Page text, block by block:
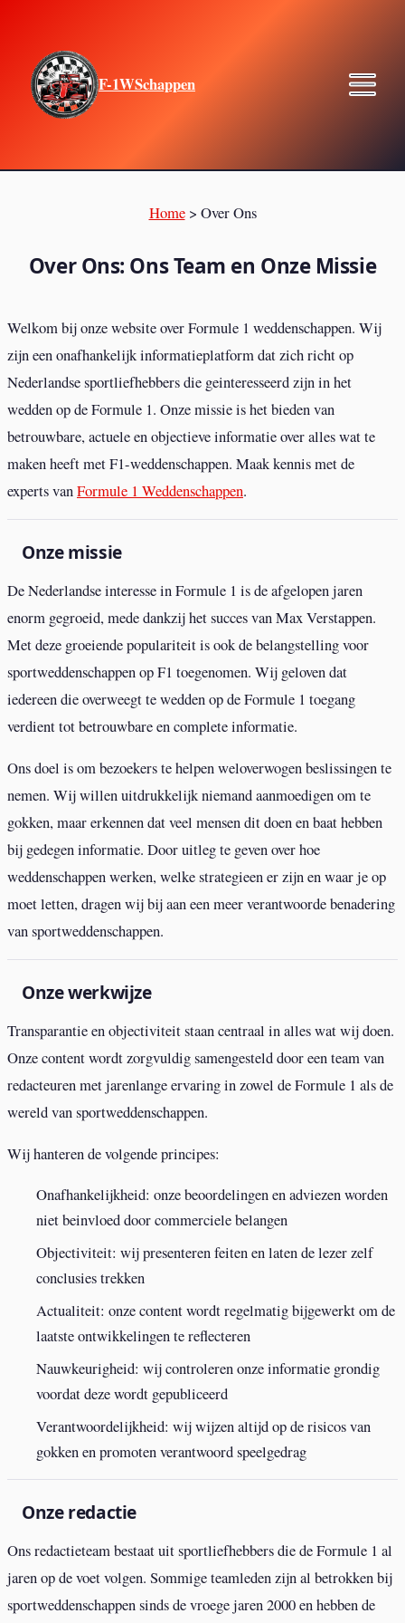
F-1WSchappen
Home > Over Ons
Over Ons: Ons Team en Onze Missie
Welkom bij onze website over Formule 1 weddenschappen. Wij
zijn een onafhankelijk informatieplatform dat zich richt op
Nederlandse sportliefhebbers die geinteresseerd zijn in het
wedden op de Formule 1. Onze missie is het bieden van
betrouwbare, actuele en objectieve informatie over alles wat te
maken heeft met F1-weddenschappen. Maak kennis met de
experts vanFormule 1 Weddenschappen.
Onze missie
De Nederlandse interesse in Formule 1 is de afgelopen jaren
enorm gegroeid, mede dankzij het succes van Max Verstappen.
Met deze groeiende populariteit is ook de belangstelling voor
sportweddenschappen op F1 toegenomen. Wij geloven dat
iedereen die overweegt te wedden op de Formule 1 toegang
verdient tot betrouwbare en complete informatie.
Ons doel is om bezoekers te helpen weloverwogen beslissingen te
nemen. Wij willen uitdrukkelijk niemand aanmoedigen om te
gokken, maar erkennen dat veel mensen dit doen en baat hebben
bij gedegen informatie. Door uitleg te geven over hoe
weddenschappen werken, welke strategieen er zijn en waar je op
moet letten, dragen wij bij aan een meer verantwoorde benadering
van sportweddenschappen.
Onze werkwijze
Transparantie en objectiviteit staan centraal in alles wat wij doen.
Onze content wordt zorgvuldig samengesteld door een team van
redacteuren met jarenlange ervaring in zowel de Formule 1 als de
wereld van sportweddenschappen.
Wij hanteren de volgende principes:
Onafhankelijkheid: onze beoordelingen en adviezen worden
niet beinvloed door commerciele belangen
Objectiviteit: wij presenteren feiten en laten de lezer zelf
conclusies trekken
Actualiteit: onze content wordt regelmatig bijgewerkt om de
laatste ontwikkelingen te reflecteren
Nauwkeurigheid: wij controleren onze informatie grondig
voordat deze wordt gepubliceerd
Verantwoordelijkheid: wij wijzen altijd op de risicos van
gokken en promoten verantwoord speelgedrag
Onze redactie
Ons redactieteam bestaat uit sportliefhebbers die de Formule 1 al
jaren op de voet volgen. Sommige teamleden zijn al betrokken bij
sportweddenschappen sinds de vroege jaren 2000 en hebben de